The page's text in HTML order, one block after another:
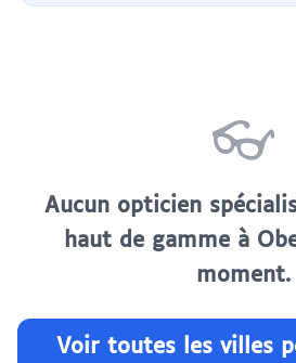
👓
Aucun opticien
haut de gamme à
moment.
Voir toutes les villes